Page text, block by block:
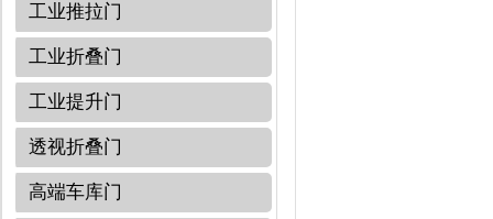
工业推拉门
工业折叠门
工业提升门
透视折叠门
高端车库门